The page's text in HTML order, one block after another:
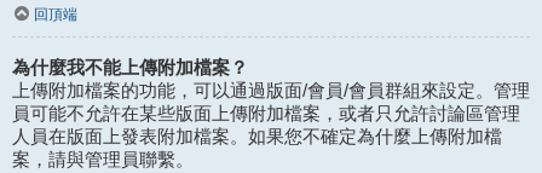
回頂端
為什麼我不能上傳附加檔案？
上傳附加檔案的功能，可以通過版面/會員/會員群組來設定。管理
員可能不允許在某些版面上傳附加檔案，或者只允許討論區管理
人員在版面上發表附加檔案。如果您不確定為什麼上傳附加檔
案，請與管理員聯繫。